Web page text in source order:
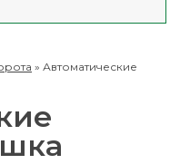
» Автоматические